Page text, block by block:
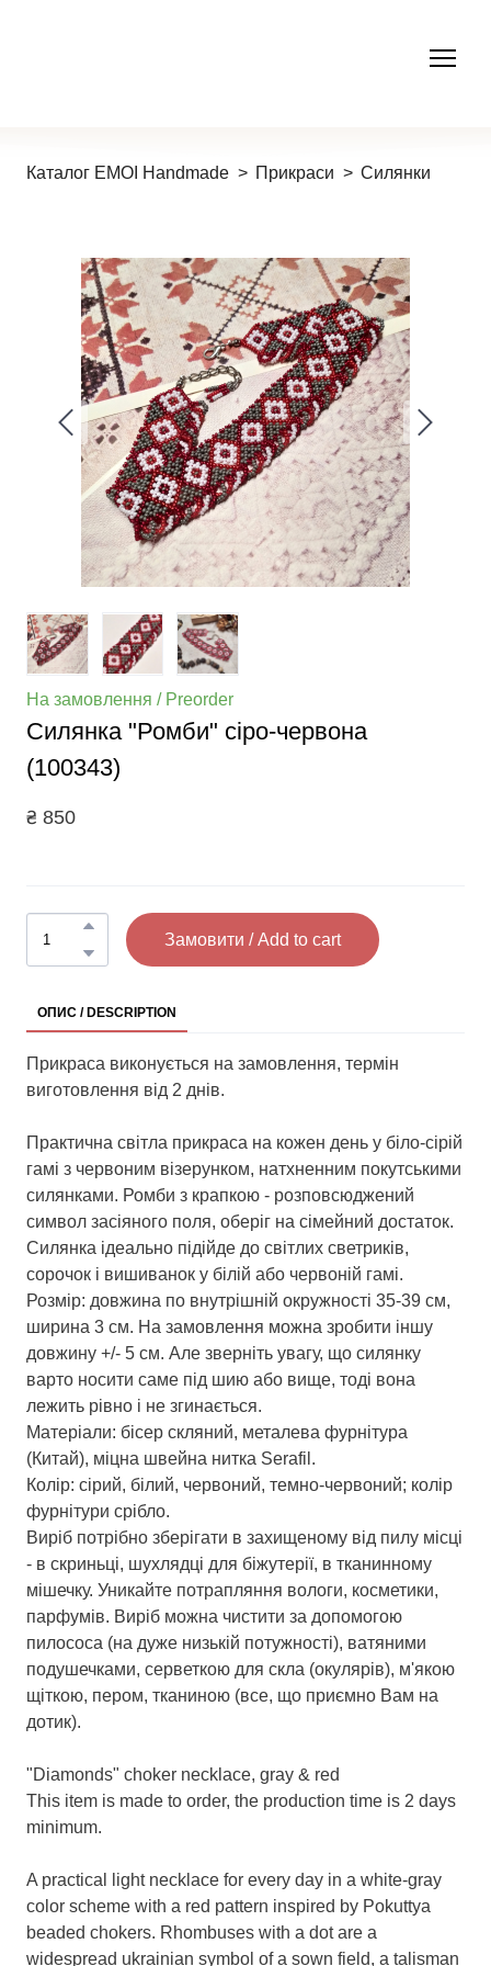
Каталог EMOI Handmade Прикраси Силянки
На замовлення / Preorder
Силянка "Ромби" сіро-червона
(100343)
₴ 850
Замовити / Add to cart
ОПИС / DESCRIPTION
Прикраса виконується на замовлення, термін
виготовлення від 2 днів.
Практична світла прикраса на кожен день у біло-сірій
гамі з червоним візерунком, натхненним покутськими
силянками. Ромби з крапкою - розповсюджений
символ засіяного поля, оберіг на сімейний достаток.
Силянка ідеально підійде до світлих светриків,
сорочок і вишиванок у білій або червоній гамі.
Розмір: довжина по внутрішній окружності 35-39 см,
ширина 3 см. На замовлення можна зробити іншу
довжину +/- 5 см. Але зверніть увагу, що силянку
варто носити саме під шию або вище, тоді вона
лежить рівно і не згинається.
Матеріали: бісер скляний, металева фурнітура
(Китай), міцна швейна нитка Serafil.
Колір: сірий, білий, червоний, темно-червоний; колір
фурнітури срібло.
Виріб потрібно зберігати в захищеному від пилу місці
- в скриньці, шухлядці для біжутерії, в тканинному
мішечку. Уникайте потрапляння вологи, косметики,
парфумів. Виріб можна чистити за допомогою
пилососа (на дуже низькій потужності), ватяними
подушечками, серветкою для скла (окулярів), м'якою
щіткою, пером, тканиною (все, що приємно Вам на
дотик).
"Diamonds" choker necklace, gray & red
This item is made to order, the production time is 2 days
minimum.
A practical light necklace for every day in a white-gray
color scheme with a red pattern inspired by Pokuttya
beaded chokers. Rhombuses with a dot are a
widespread ukrainian symbol of a sown field, a talisman